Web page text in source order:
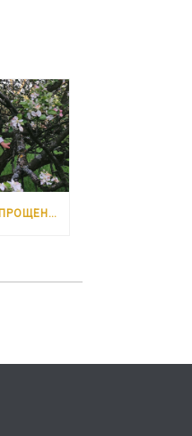
УРОК №10. ПОКАЯННЯ І ПРОЩЕННЯ. 30 ТРАВНЯ – 5 ЧЕРВНЯ 2026 РОКУ